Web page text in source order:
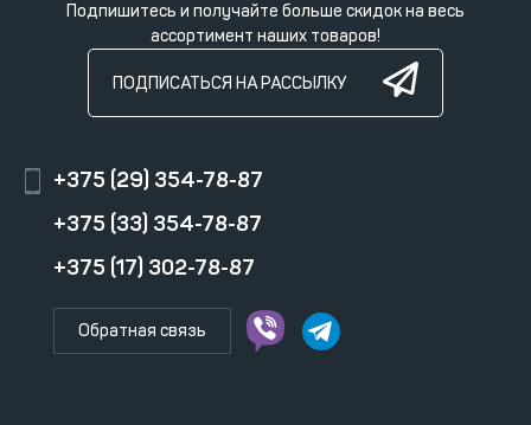
Подпишитесь и получайте больше скидок на весь
ассортимент наших товаров!
ПОДПИСАТЬСЯ НА РАССЫЛКУ
+375 (29) 354-78-87
+375 (33) 354-78-87
+375 (17) 302-78-87
Обратная связь